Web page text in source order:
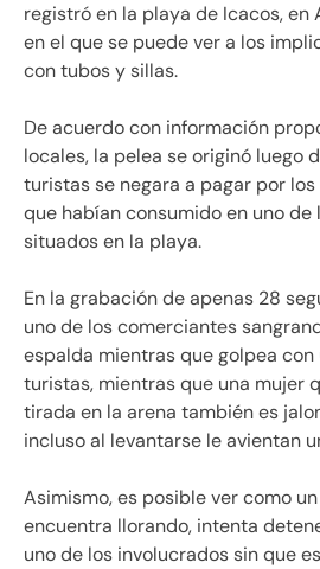
registró en la playa de Icacos, en
en el que se puede ver a los
con tubos y sillas.
De acuerdo con información
locales, la pelea se originó luego
turistas se negara a pagar por
que habían consumido en uno de
situados en la playa.
En la grabación de apenas 28
uno de los comerciantes
espalda mientras que golpea
turistas, mientras que una mujer
tirada en la arena también es
incluso al levantarse le avientan
Asimismo, es posible ver como
encuentra llorando, intenta
uno de los involucrados sin que